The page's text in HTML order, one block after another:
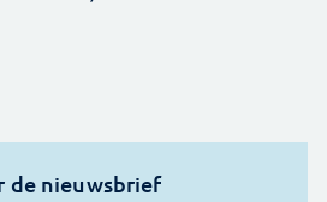
de nieuwsbrief